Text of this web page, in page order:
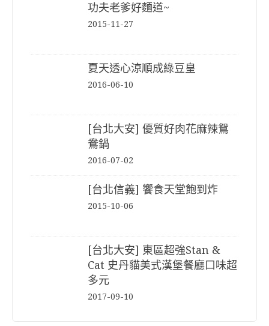
功夫老爹好麵道~
2015-11-27
夏天透心涼順成綠豆皇
2016-06-10
[台北大安] 優質好肉花麻辣鴛
鴦鍋
2016-07-02
[台北信義] 饗食天堂飽到炸
2015-10-06
[台北大安] 東區超強Stan &
Cat 史丹貓美式漢堡餐廳口味超
多元
2017-09-10